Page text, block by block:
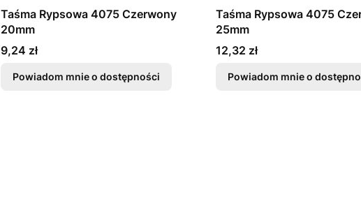
Taśma Rypsowa 4075 Czerwony
20mm
Cena
9,24 zł
Powiadom mnie o dostępności
Taśma Rypsowa 4075
25mm
Cena
12,32 zł
Powiadom mnie o